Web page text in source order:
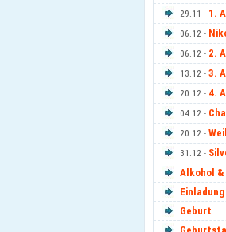
29.11 - 1.
06.12 -
06.12 - 2.
13.12 - 3.
20.12 - 4.
04.12 -
20.12 -
31.12 -
Alkohol
Einladung
Geburt